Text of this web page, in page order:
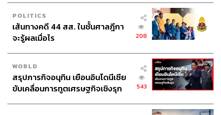
POLITICS
เส้นทางคดี 44 สส. ในชั้นศาลฎีกา
จะรู้ผลเมื่อไร
208
WORLD
สรุปภารกิจอนุทิน เยือนอินโดนีเซีย
ขับเคลื่อนการทูตเศรษฐกิจเชิงรุก
543